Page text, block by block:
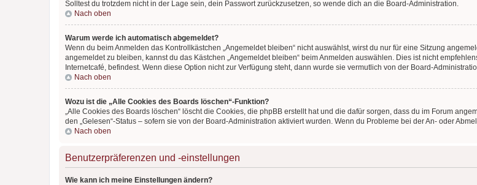
Solltest du trotzdem nicht in der Lage sein, dein Passwort zurückzusetzen, so wende dich an die Board-Administration.
Nach oben
Warum werde ich automatisch abgemeldet?
Wenn du beim Anmelden das Kontrollkästchen „Angemeldet bleiben“ nicht auswählst, wirst du nur für eine Sitzung
angemeldet zu bleiben, kannst du das Kästchen „Angemeldet bleiben“ beim Anmelden auswählen. Dies ist nicht
Internetcafé, befindest. Wenn diese Option nicht zur Verfügung steht, dann wurde sie vermutlich von der Board-
Nach oben
Wozu ist die „Alle Cookies des Boards löschen“-Funktion?
„Alle Cookies des Boards löschen“ löscht die Cookies, die phpBB erstellt hat und die dafür sorgen, dass du im Forum
den „Gelesen“-Status – sofern sie von der Board-Administration aktiviert wurden. Wenn du Probleme bei der An- oder
Nach oben
Benutzerpräferenzen und -einstellungen
Wie kann ich meine Einstellungen ändern?